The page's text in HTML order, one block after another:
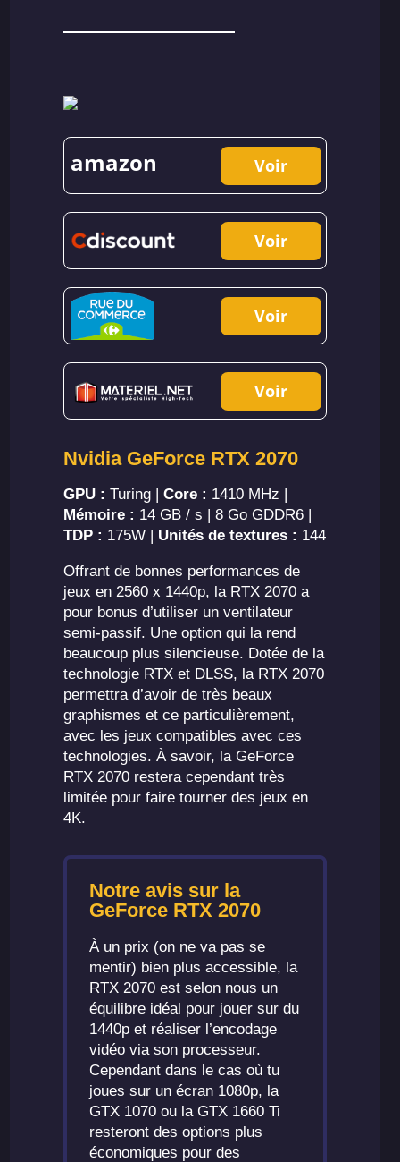
amazon Voir
Voir
Voir
Voir
Nvidia GeForce RTX 2070
GPU : Turing |Core : 1410 MHz |
Mémoire : 14 GB / s | 8 Go GDDR6 |
TDP : 175W | Unités de textures : 144
Offrant de bonnes performances de
jeux en 2560 x 1440p, la RTX 2070 a
pour bonus d’utiliser un ventilateur
semi-passif. Une option qui la rend
beaucoup plus silencieuse. Dotée de la
technologie RTX et DLSS, la RTX 2070
permettra d’avoir de très beaux
graphismes et ce particulièrement,
avec les jeux compatibles avec ces
technologies. À savoir, la GeForce
RTX 2070 restera cependant très
limitée pour faire tourner des jeux en
4K.
Notre avis sur la
GeForce RTX 2070
À un prix (on ne va pas se
mentir) bien plus accessible, la
RTX 2070 est selon nous un
équilibre idéal pour jouer sur du
1440p et réaliser l’encodage
vidéo via son processeur.
Cependant dans le cas où tu
joues sur un écran 1080p, la
GTX 1070 ou la GTX 1660 Ti
resteront des options plus
économiques pour des